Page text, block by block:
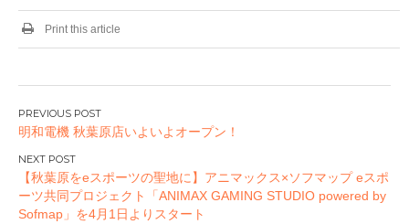
Print this article
投
稿
ナ
ビ
ゲ
明和電機 秋葉原店いよいよオープン！
【秋葉原をeスポーツの聖地に】アニマックス×ソフマップ eスポ
ーツ共同プロジェクト「ANIMAX GAMING STUDIO powered by
Sofmap」を4月1日よりスタート